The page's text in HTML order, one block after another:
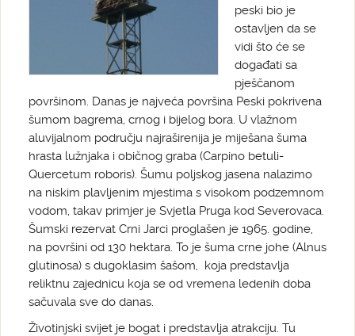
peski bio je
ostavljen da se
vidi što će se
događati sa
pješčanom
površinom. Danas je najveća površina Peski pokrivena
šumom bagrema, crnog i bijelog bora. U vlažnom
aluvijalnom području najraširenija je miješana šuma
hrasta lužnjaka i običnog graba (Carpino betuli-
Quercetum roboris). Šumu poljskog jasena nalazimo
na niskim plavljenim mjestima s visokom podzemnom
vodom, takav primjer je Svjetla Pruga kod Severovaca.
Šumski rezervat Crni Jarci proglašen je 1965. godine,
na površini od 130 hektara. To je šuma crne johe (Alnus
glutinosa) s dugoklasim šašom, koja predstavlja
reliktnu zajednicu koja se od vremena ledenih doba
sačuvala sve do danas.
Životinjski svijet je bogat i predstavlja atrakciju. Tu